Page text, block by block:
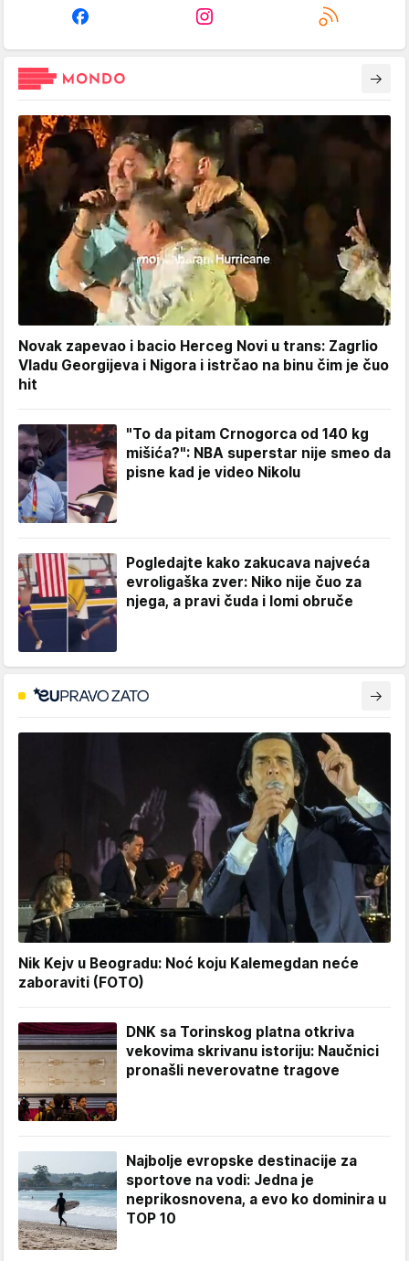
Novak zapevao i bacio Herceg Novi u trans: Zagrlio
Vladu Georgijeva i Nigora i istrčao na binu čim je čuo
hit
"To da pitam Crnogorca od 140 kg
mišića?": NBA superstar nije smeo da
pisne kad je video Nikolu
Pogledajte kako zakucava najveća
evroligaška zver: Niko nije čuo za
njega, a pravi čuda i lomi obruče
Nik Kejv u Beogradu: Noć koju Kalemegdan neće
zaboraviti (FOTO)
DNK sa Torinskog platna otkriva
vekovima skrivanu istoriju: Naučnici
pronašli neverovatne tragove
Najbolje evropske destinacije za
sportove na vodi: Jedna je
neprikosnovena, a evo ko dominira u
TOP 10